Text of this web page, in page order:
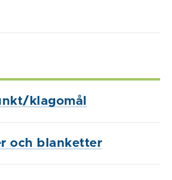
klagomål
och blanketter